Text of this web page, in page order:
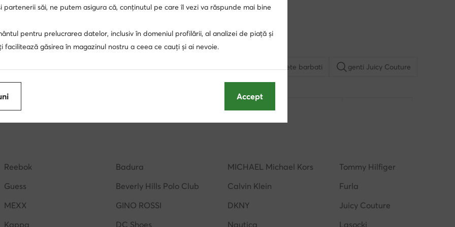
sosete barbati genti Juicy Couture
Reebok Badura MICHAEL Michael Kors
Tommy Hilfiger
Guess Beverly Hills Polo Club Calvin Klein
Furla
MEXX GINO ROSSI DKNY
Juicy Couture
Kappa DC Shoes Nautica Lasocki
partenerii săi, ne putem asigura că, conținutul pe care îl vezi va răspunde mai bine
pentru prelucrarea datelor, inclusiv în domeniul profilării, al analizei de piață și
facilitează găsirea în magazinul nostru a ceea ce cauți și ai nevoie.
Accept